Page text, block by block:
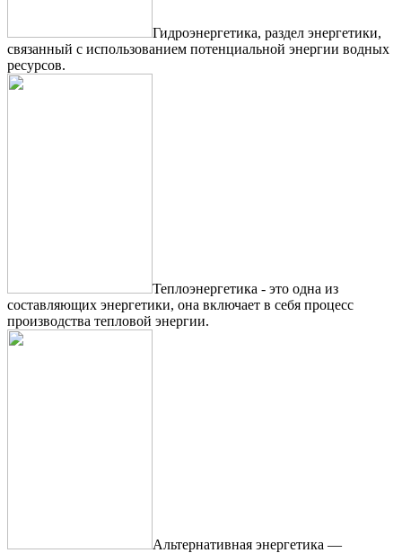
Гидроэнергетика, раздел энергетики,
связанный с использованием потенциальной энергии водных
ресурсов.
Теплоэнергетика - это одна из
составляющих энергетики, она включает в себя процесс
производства тепловой энергии.
Альтернативная энергетика —